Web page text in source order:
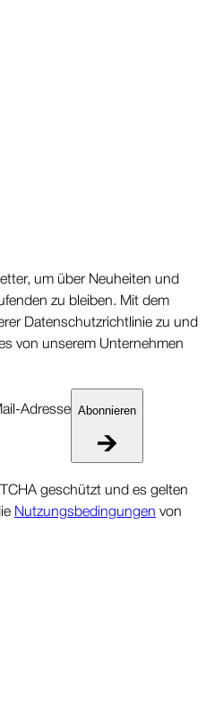
um über Neu­heiten und
zu bleiben. Mit dem
Daten­schutz­richt­linie zu und
von unserem Unter­nehmen
Ad­resse Abonnieren
geschützt und es gelten
Nutzungsbedingungen von